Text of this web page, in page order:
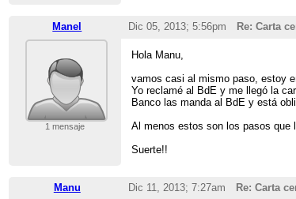
Manel Dic 05, 2013; 5:56pm Re: Carta
1 mensaje
Hola Manu,
vamos casi al mismo paso, estoy
Yo reclamé al BdE y me llegó la
Banco las manda al BdE y está
Al menos estos son los pasos que
Suerte!!
Manu Dic 11, 2013; 7:27am Re: Carta